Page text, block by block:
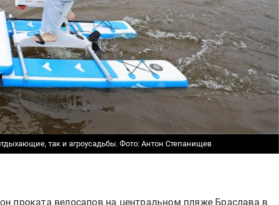
так и агроусадьбы. Фото: Антон Степанищев
проката велосапов на центральном пляже Браслава в